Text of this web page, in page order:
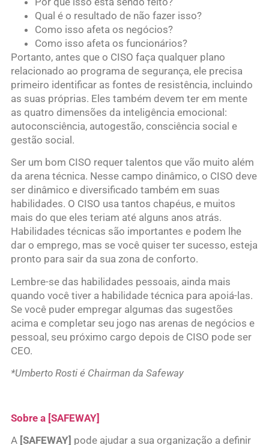
Qual é o resultado de não fazer isso?
Como isso afeta os negócios?
Como isso afeta os funcionários?
Portanto, antes que o CISO faça qualquer plano
relacionado ao programa de segurança, ele precisa
primeiro identificar as fontes de resistência, incluindo
as suas próprias. Eles também devem ter em mente
as quatro dimensões da inteligência emocional:
autoconsciência, autogestão, consciência social e
gestão social.
Ser um bom CISO requer talentos que vão muito além
da arena técnica. Nesse campo dinâmico, o CISO deve
ser dinâmico e diversificado também em suas
habilidades. O CISO usa tantos chapéus, e muitos
mais do que eles teriam até alguns anos atrás.
Habilidades técnicas são importantes e podem lhe
dar o emprego, mas se você quiser ter sucesso, esteja
pronto para sair da sua zona de conforto.
Lembre-se das habilidades pessoais, ainda mais
quando você tiver a habilidade técnica para apoiá-las.
Se você puder empregar algumas das sugestões
acima e completar seu jogo nas arenas de negócios e
pessoal, seu próximo cargo depois de CISO pode ser
CEO.
*Umberto Rosti é Chairman da Safeway
Sobre a [SAFEWAY]
A[SAFEWAY] pode ajudar a sua organização a definir